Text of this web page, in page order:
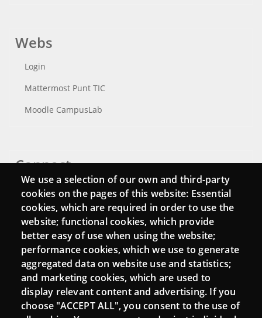
Webs
Login
Mattermost Punt TIC
Moodle CampusLab
Connect
Contact
Newsletters
We use a selection of our own and third-party
cookies on the pages of this website: Essential
cookies, which are required in order to use the
website; functional cookies, which provide
better easy of use when using the website;
performance cookies, which we use to generate
aggregated data on website use and statistics;
and marketing cookies, which are used to
display relevant content and advertising. If you
choose "ACCEPT ALL", you consent to the use of